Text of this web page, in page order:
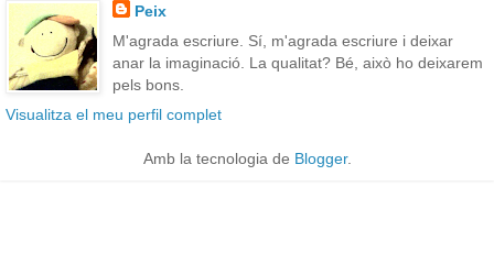
Peix
M'agrada escriure. Sí, m'agrada escriure i deixar
anar la imaginació. La qualitat? Bé, això ho deixarem
pels bons.
Visualitza el meu perfil complet
Amb la tecnologia de Blogger.